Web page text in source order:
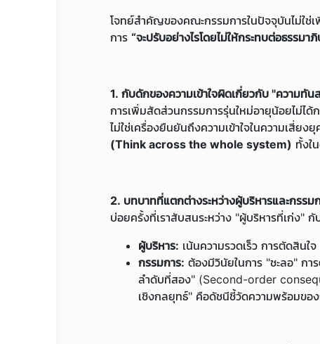
โจทย์สำคัญของคณะกรรมการในปัจจุบันไม่ใ
การ “จะปรับอย่างไรโดยไม่ให้กระทบต่อธรรมาภิ
1. กับดักของความเข้าใจผิดเกี่ยวกับ "ความทัน
การเพิ่มสัดส่วนกรรมการรุ่นใหม่อายุน้อยไม่ไ
ไม่ใช่เครื่องยืนยันถึงความเข้าใจในความเสี่
(Think across the whole system) ทั้งใ
2. บทบาทที่แตกต่างระหว่างผู้บริหารและกรรม
บ่อยครั้งที่เราสับสนระหว่าง "ผู้บริหารที่เก่ง"
ผู้บริหาร: เน้นความรวดเร็ว การตัดสิน
กรรมการ: ต้องมีวินัยในการ "ชะลอ" กา
ลำดับที่สอง" (Second-order
เชิงกลยุทธ์" คือดัชนีชี้วัดความพร้อมขอ